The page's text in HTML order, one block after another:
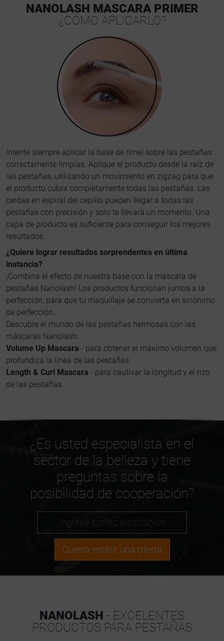
NANOLASH MASCARA PRIMER
¿CÓMO APLICARLO?
Intente siempre aplicar la base de rímel sobre las pestañas
correctamente limpias. Aplique el producto desde la raíz de
las pestañas, utilizando un movimiento en zigzag para que
el producto cubra completamente todas las pestañas. Las
cerdas en espiral del cepillo pueden llegar a todas las
pestañas con precisión y solo te llevará un momento. Una
capa de producto es suficiente para conseguir los mejores
resultados.
¿Quiere lograr resultados sorprendentes en última
instancia?
¡Combina el efecto de nuestra base con la máscara de
pestañas Nanolash! Los productos funcionan juntos a la
perfección, para que tu maquillaje se convierta en sinónimo
de perfección.
Descubre el mundo de las pestañas hermosas con las
máscaras Nanolash:
Volume Up Mascara - para obtener el máximo volumen que
profundiza la línea de las pestañas.
Length & Curl Mascara - para cautivar la longitud y el rizo
de las pestañas.
¿Es usted especialista en el
sector de la belleza y tiene
preguntas sobre la
posibilidad de cooperación?
Quiero recibir una oferta
NANOLASH - EXCELENTES
PRODUCTOS PARA PESTAÑAS